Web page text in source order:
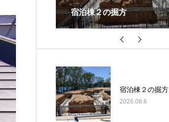
Works-その他施設
天井の木ルーバー
宿泊棟２の掘方
2026.08.6